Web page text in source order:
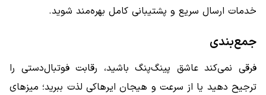
خدمات ارسال سریع و پشتیبانی کامل بهره‌مند شوید.
جمع‌بندی
فرقی نمی‌کند عاشق پینگ‌پنگ باشید، رقابت فوتبال‌دستی را
ترجیح دهید یا از سرعت و هیجان ایرهاکی لذت ببرید؛ میزهای